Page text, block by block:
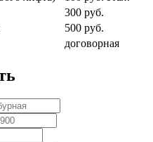
300 руб.
500 руб.
договорная